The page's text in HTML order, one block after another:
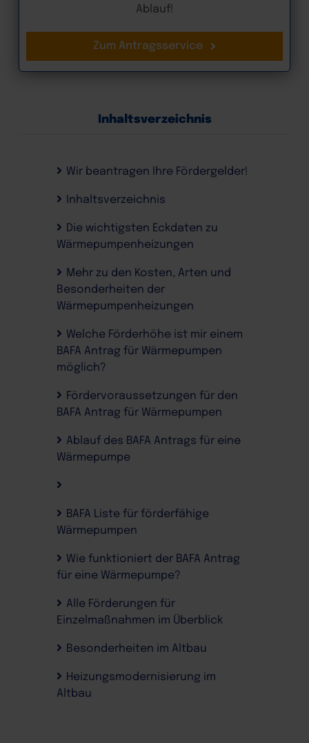
Ablauf!
Zum Antragsservice
Inhaltsverzeichnis
Wir beantragen Ihre Fördergelder!
Inhaltsverzeichnis
Die wichtigsten Eckdaten zu
Wärmepumpenheizungen
Mehr zu den Kosten, Arten und
Besonderheiten der
Wärmepumpenheizungen
Welche Förderhöhe ist mir einem
BAFA Antrag für Wärmepumpen
möglich?
Fördervoraussetzungen für den
BAFA Antrag für Wärmepumpen
Ablauf des BAFA Antrags für eine
Wärmepumpe
BAFA Liste für förderfähige
Wärmepumpen
Wie funktioniert der BAFA Antrag
für eine Wärmepumpe?
Alle Förderungen für
Einzelmaßnahmen im Überblick
Besonderheiten im Altbau
Heizungsmodernisierung im
Altbau